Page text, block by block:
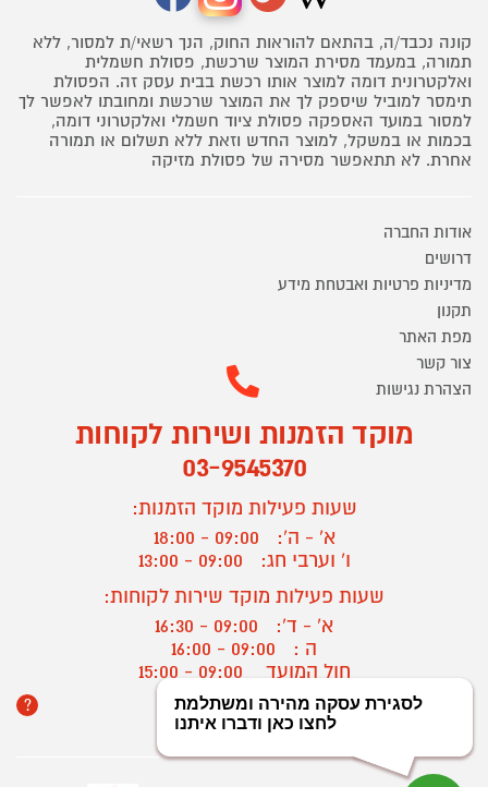
קונה נכבד/ה, בהתאם להוראות החוק, הנך רשאי/ת למסור, ללא
תמורה, במעמד מסירת המוצר שרכשת, פסולת חשמלית
ואלקטרונית דומה למוצר אותו רכשת בבית עסק זה. הפסולת
תימסר למוביל שיספק לך את המוצר שרכשת ומחובתו לאפשר לך
למסור במועד האספקה פסולת ציוד חשמלי ואלקטרוני דומה,
בכמות או במשקל, למוצר החדש וזאת ללא תשלום או תמורה
אחרת. לא תתאפשר מסירה של פסולת מזיקה
אודות החברה
דרושים
מדיניות פרטיות ואבטחת מידע
תקנון
מפת האתר
צור קשר
הצהרת נגישות
מוקד הזמנות ושירות לקוחות
03-9545370
שעות פעילות מוקד הזמנות:
א' - ה':
09:00 - 18:00
ו' וערבי חג:
09:00 - 13:00
שעות פעילות מוקד שירות לקוחות:
א' - ד':
09:00 - 16:30
ה :
09:00 - 16:00
חול המועד
? יצירת קשר/ביטול הזמנה